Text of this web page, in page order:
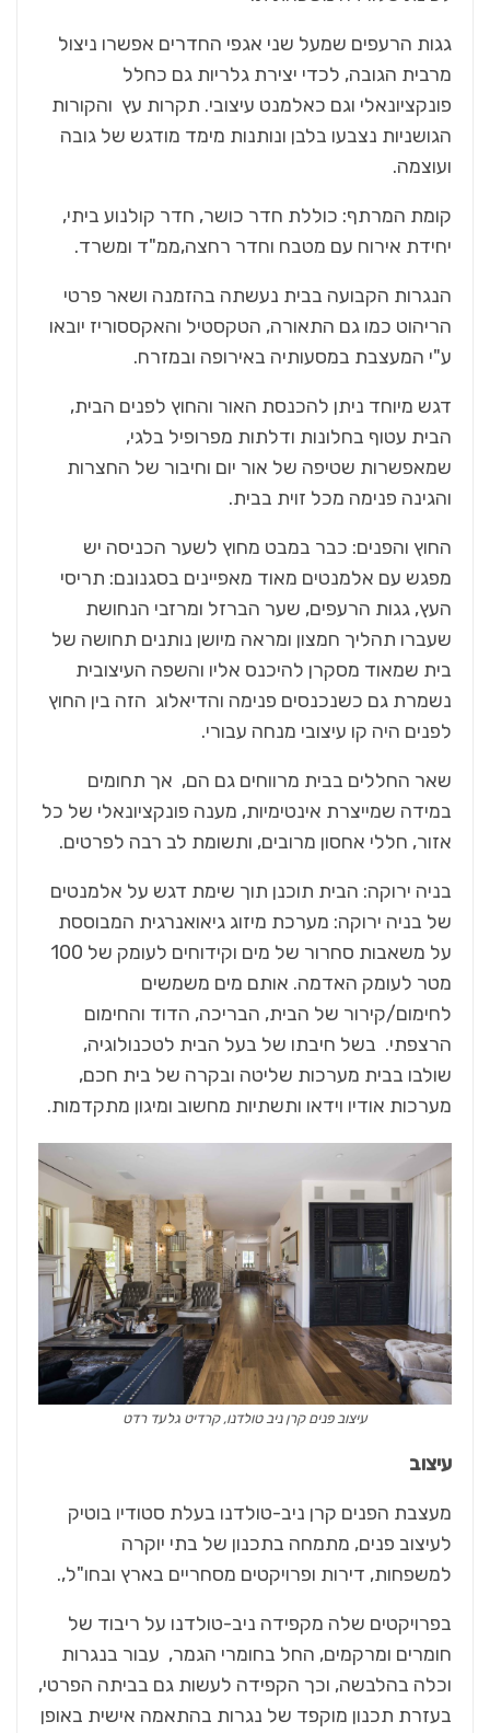
גגות הרעפים שמעל שני אגפי החדרים אפשרו ניצול
מרבית הגובה, לכדי יצירת גלריות גם כחלל
פונקציונאלי וגם כאלמנט עיצובי. תקרות עץ והקורות
הגושניות נצבעו בלבן ונותנות מימד מודגש של גובה
ועוצמה.
קומת המרתף: כוללת חדר כושר, חדר קולנוע ביתי,
יחידת אירוח עם מטבח וחדר רחצה,ממ"ד ומשרד.
הנגרות הקבועה בבית נעשתה בהזמנה ושאר פרטי
הריהוט כמו גם התאורה, הטקסטיל והאקססוריז יובאו
ע"י המעצבת במסעותיה באירופה ובמזרח.
דגש מיוחד ניתן להכנסת האור והחוץ לפנים הבית,
הבית עטוף בחלונות ודלתות מפרופיל בלגי,
שמאפשרות שטיפה של אור יום וחיבור של החצרות
והגינה פנימה מכל זוית בבית.
החוץ והפנים: כבר במבט מחוץ לשער הכניסה יש
מפגש עם אלמנטים מאוד מאפיינים בסגנונם: תריסי
העץ, גגות הרעפים, שער הברזל ומרזבי הנחושת
שעברו תהליך חמצון ומראה מיושן נותנים תחושה של
בית שמאוד מסקרן להיכנס אליו והשפה העיצובית
נשמרת גם כשנכנסים פנימה והדיאלוג הזה בין החוץ
לפנים היה קו עיצובי מנחה עבורי.
שאר החללים בבית מרווחים גם הם, אך תחומים
במידה שמייצרת אינטימיות, מענה פונקציונאלי של כל
אזור, חללי אחסון מרובים, ותשומת לב רבה לפרטים.
בניה ירוקה: הבית תוכנן תוך שימת דגש על אלמנטים
של בניה ירוקה: מערכת מיזוג גיאואנרגית המבוססת
על משאבות סחרור של מים וקידוחים לעומק של 100
מטר לעומק האדמה. אותם מים משמשים
לחימום/קירור של הבית, הבריכה, הדוד והחימום
הרצפתי. בשל חיבתו של בעל הבית לטכנולוגיה,
שולבו בבית מערכות שליטה ובקרה של בית חכם,
מערכות אודיו וידאו ותשתיות מחשוב ומיגון מתקדמות.
עיצוב פנים קרן ניב טולדנו, קרדיט גלעד רדט
עיצוב
מעצבת הפנים קרן ניב-טולדנו בעלת סטודיו בוטיק
לעיצוב פנים, מתמחה בתכנון של בתי יוקרה
למשפחות, דירות ופרויקטים מסחריים בארץ ובחו"ל,.
בפרויקטים שלה מקפידה ניב-טולדנו על ריבוד של
חומרים ומרקמים, החל בחומרי הגמר, עבור בנגרות
וכלה בהלבשה, וכך הקפידה לעשות גם בביתה הפרטי,
בעזרת תכנון מוקפד של נגרות בהתאמה אישית באופן